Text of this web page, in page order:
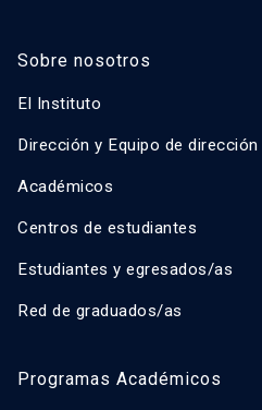
Sobre nosotros
El Instituto
Dirección y Equipo de dirección
Académicos
Centros de estudiantes
Estudiantes y egresados/as
Red de graduados/as
Programas Académicos